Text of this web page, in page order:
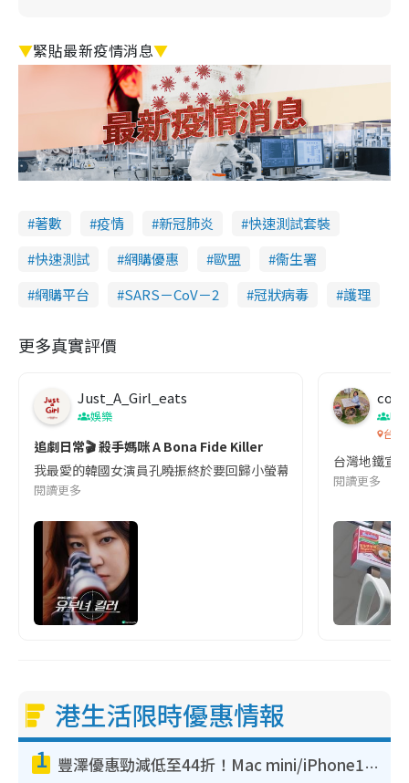
▼緊貼最新疫情消息▼
著數 疫情 新冠肺炎
快速測試套裝
快速測試
網購優惠 歐盟
衞生署
網購平台
SARS－CoV－2 冠狀病毒 護理
更多真實評價
Just_A_Girl_eats
娛樂
追劇日常🎬 殺手媽咪 A Bona Fide Killer
我最愛的韓國女演員孔曉振終於要回歸小螢幕啦!這次的劇本改編
閱讀更多
co
吹
台灣
台灣地鐵宣
閱讀更多
港生活限時優惠情報
1 豐澤優惠勁減低至44折！Mac mini/iPhone17Pro大減價！廚房家電$220起